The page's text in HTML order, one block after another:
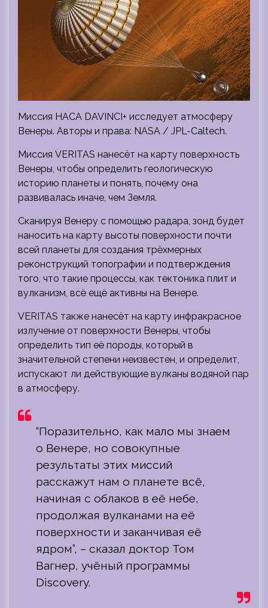
Миссия НАСА DAVINCI+ исследует атмосферу
Венеры. Авторы и права: NASA / JPL-Caltech.
Миссия VERITAS нанесёт на карту поверхность
Венеры, чтобы определить геологическую
историю планеты и понять, почему она
развивалась иначе, чем Земля.
Сканируя Венеру с помощью радара, зонд будет
наносить на карту высоты поверхности почти
всей планеты для создания трёхмерных
реконструкций топографии и подтверждения
того, что такие процессы, как тектоника плит и
вулканизм, всё ещё активны на Венере.
VERITAS также нанесёт на карту инфракрасное
излучение от поверхности Венеры, чтобы
определить тип её породы, который в
значительной степени неизвестен, и определит,
испускают ли действующие вулканы водяной пар
в атмосферу.
“Поразительно, как мало мы знаем
о Венере, но совокупные
результаты этих миссий
расскажут нам о планете всё,
начиная с облаков в её небе,
продолжая вулканами на её
поверхности и заканчивая её
ядром”, – сказал доктор Том
Вагнер, учёный программы
Discovery.